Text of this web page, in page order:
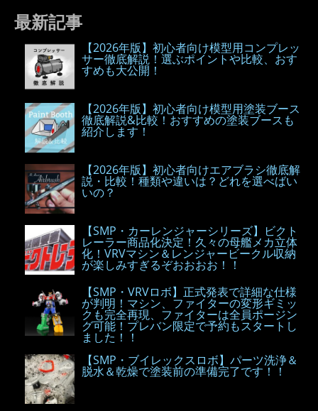
最新記事
【2026年版】初心者向け模型用コンプレッ
サー徹底解説！選ぶポイントや比較、おす
すめも大公開！
【2026年版】初心者向け模型用塗装ブース
徹底解説&比較！おすすめの塗装ブースも
紹介します！
【2026年版】初心者向けエアブラシ徹底解
説・比較！種類や違いは？どれを選べばい
いの？
【SMP・カーレンジャーシリーズ】ビクト
レーラー商品化決定！久々の母艦メカ立体
化！VRVマシン＆レンジャービークル収納
が楽しみすぎるぞおおおお！！
【SMP・VRVロボ】正式発表で詳細な仕様
が判明！マシン、ファイターの変形ギミッ
クも完全再現、ファイターは全員ポージン
グ可能！プレバン限定で予約もスタートし
ました！！
【SMP・ブイレックスロボ】パーツ洗浄＆
脱水＆乾燥で塗装前の準備完了です！！